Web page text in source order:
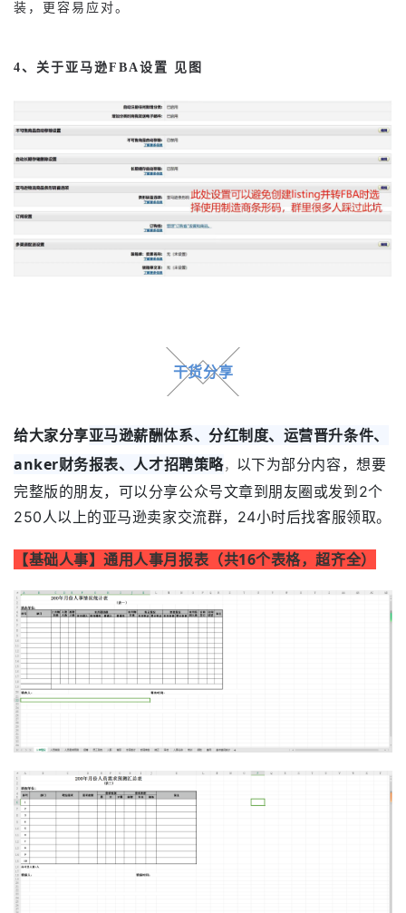
装，更容易应对。
4、关于亚马逊FBA设置 见图
干货分享
给大家分享亚马逊薪酬体系、分红制度、运营晋升条件、
anker财务报表、人才招聘策略， 以下为部分内容，想要
完整版的朋友，可以分享公众号文章到朋友圈或发到2个
250人以上的亚马逊卖家交流群，24小时后找客服领取。
【基础人事】通用人事月报表（共16个表格，超齐全）